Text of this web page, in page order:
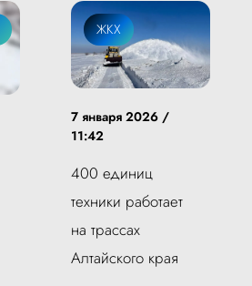
ЖКХ
7 января 2026 /
11:42
400 единиц
техники работает
на трассах
Алтайского края